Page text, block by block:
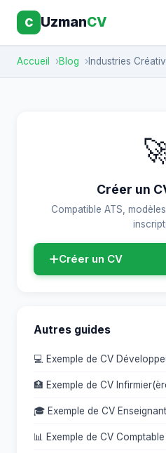
C UzmanCV
Accueil Blog Industries
Créer un
Compatible ATS,
Créer un CV
Autres guides
💻 Exemple de CV
🏥 Exemple de CV
🎓 Exemple de CV
📊 Exemple de CV